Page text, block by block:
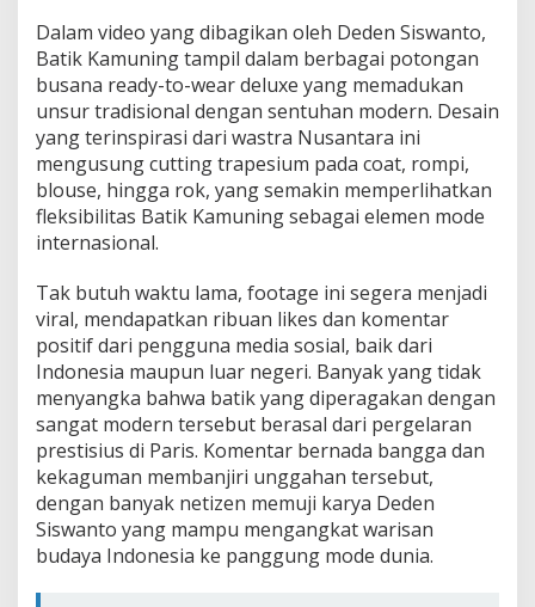
Dalam video yang dibagikan oleh Deden Siswanto,
Batik Kamuning tampil dalam berbagai potongan
busana ready-to-wear deluxe yang memadukan
unsur tradisional dengan sentuhan modern. Desain
yang terinspirasi dari wastra Nusantara ini
mengusung cutting trapesium pada coat, rompi,
blouse, hingga rok, yang semakin memperlihatkan
fleksibilitas Batik Kamuning sebagai elemen mode
internasional.
Tak butuh waktu lama, footage ini segera menjadi
viral, mendapatkan ribuan likes dan komentar
positif dari pengguna media sosial, baik dari
Indonesia maupun luar negeri. Banyak yang tidak
menyangka bahwa batik yang diperagakan dengan
sangat modern tersebut berasal dari pergelaran
prestisius di Paris. Komentar bernada bangga dan
kekaguman membanjiri unggahan tersebut,
dengan banyak netizen memuji karya Deden
Siswanto yang mampu mengangkat warisan
budaya Indonesia ke panggung mode dunia.